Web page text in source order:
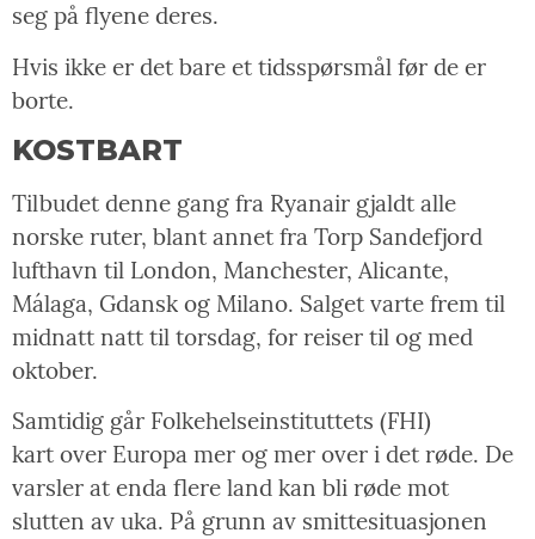
seg på flyene deres.
Hvis ikke er det bare et tidsspørsmål før de er
borte.
KOSTBART
Tilbudet denne gang fra Ryanair gjaldt alle
norske ruter, blant annet fra Torp Sandefjord
lufthavn til London, Manchester, Alicante,
Málaga, Gdansk og Milano. Salget varte frem til
midnatt natt til torsdag, for reiser til og med
oktober.
Samtidig går Folkehelseinstituttets (FHI)
kart over Europa mer og mer over i det røde. De
varsler at enda flere land kan bli røde mot
slutten av uka. På grunn av smittesituasjonen